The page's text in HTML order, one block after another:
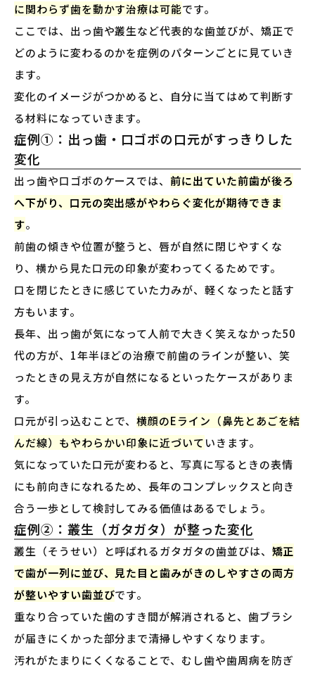
に関わらず歯を動かす治療は可能です。
ここでは、出っ歯や叢生など代表的な歯並びが、矯正で
どのように変わるのかを症例のパターンごとに見ていき
ます。
変化のイメージがつかめると、自分に当てはめて判断す
る材料になっていきます。
症例①：出っ歯・口ゴボの口元がすっきりした
変化
出っ歯や口ゴボのケースでは、 前に出ていた前歯が後ろ
へ下がり、口元の突出感がやわらぐ変化が期待できま
す。
前歯の傾きや位置が整うと、唇が自然に閉じやすくな
り、横から見た口元の印象が変わってくるためです。
口を閉じたときに感じていた力みが、軽くなったと話す
方もいます。
長年、出っ歯が気になって人前で大きく笑えなかった50
代の方が、1年半ほどの治療で前歯のラインが整い、笑
ったときの見え方が自然になるといったケースがありま
す。
口元が引っ込むことで、横顔のEライン（鼻先とあごを結
んだ線）もやわらかい印象に近づいていきます。
気になっていた口元が変わると、写真に写るときの表情
にも前向きになれるため、長年のコンプレックスと向き
合う一歩として検討してみる価値はあるでしょう。
症例②：叢生（ガタガタ）が整った変化
叢生（そうせい）と呼ばれるガタガタの歯並びは、 矯正
で歯が一列に並び、見た目と歯みがきのしやすさの両方
が整いやすい歯並びです。
重なり合っていた歯のすき間が解消されると、歯ブラシ
が届きにくかった部分まで清掃しやすくなります。
汚れがたまりにくくなることで、むし歯や歯周病を防ぎ